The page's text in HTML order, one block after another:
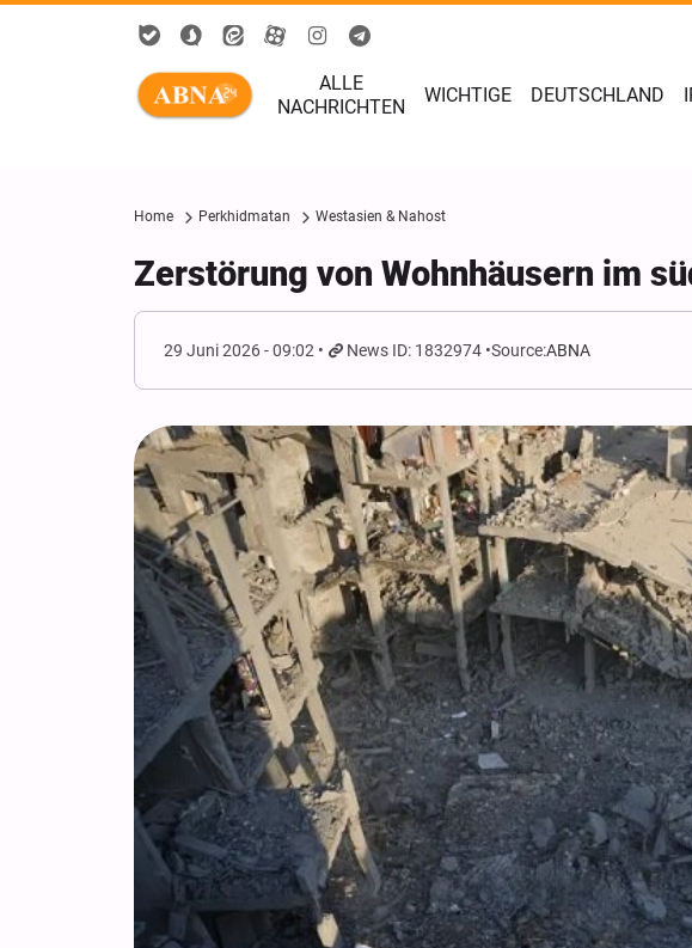
ALLE
NACHRICHTEN
WICHTIGE DEUTSCHLAND
Home Perkhidmatan Westasien & Nahost
Zerstörung von Wohnhäusern im
29 Juni 2026 - 09:02 News ID: 1832974 Source:ABNA